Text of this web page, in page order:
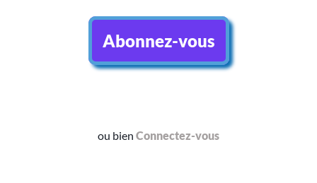
Abonnez-vous
ou bien Connectez-vous